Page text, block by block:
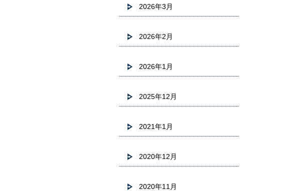
2026年3月
2026年2月
2026年1月
2025年12月
2021年1月
2020年12月
2020年11月